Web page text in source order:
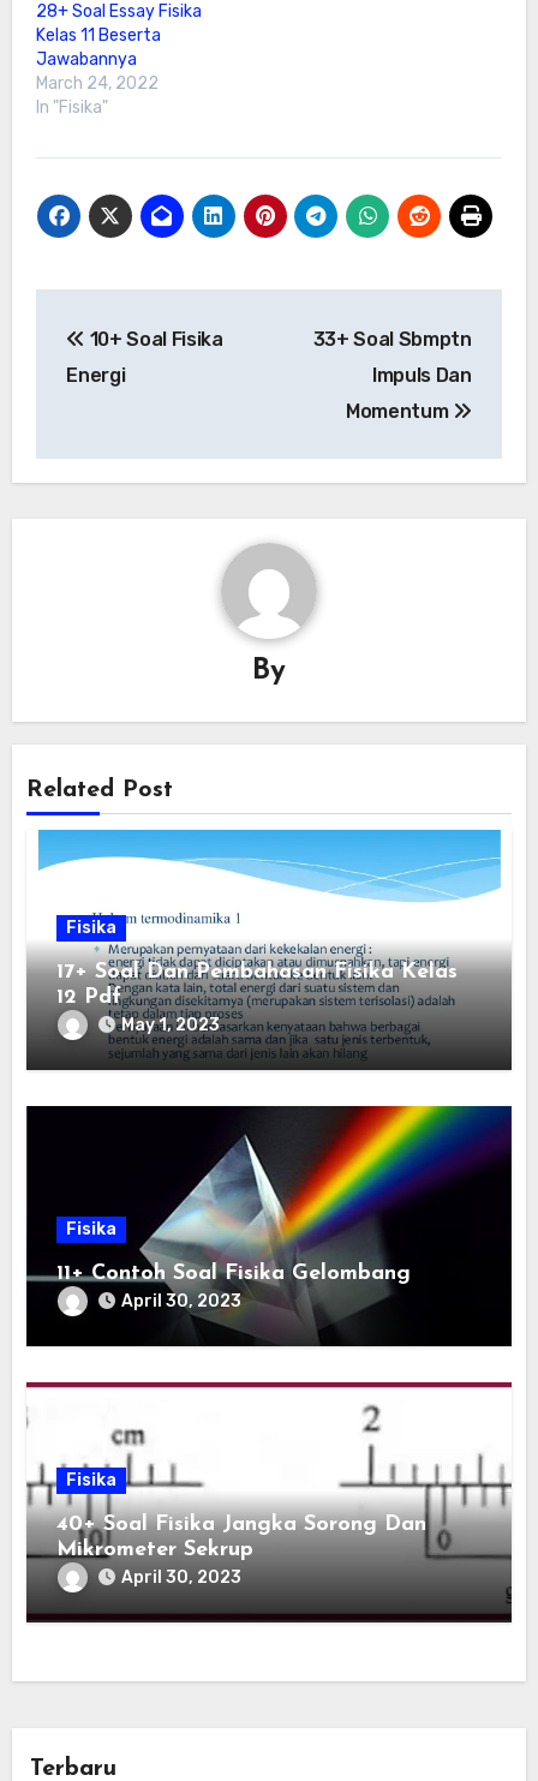
28+ Soal Essay Fisika
Kelas 11 Beserta
Jawabannya
March 24, 2022
In "Fisika"
navigation
10+ Soal Fisika
Energi
33+ Soal Sbmptn
Impuls Dan
Momentum
By
Related Post
Fisika
17+ Soal Dan Pembahasan Fisika Kelas
12 Pdf
May 1, 2023
Fisika
11+ Contoh Soal Fisika Gelombang
April 30, 2023
Fisika
40+ Soal Fisika Jangka Sorong Dan
Mikrometer Sekrup
April 30, 2023
Terbaru